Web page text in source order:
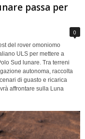
passa per
0
del rover omoniomo
ULS per mettere a
Sud lunare. Tra terreni
autonoma, raccolta
di guasto e ricarica
affrontare sulla Luna